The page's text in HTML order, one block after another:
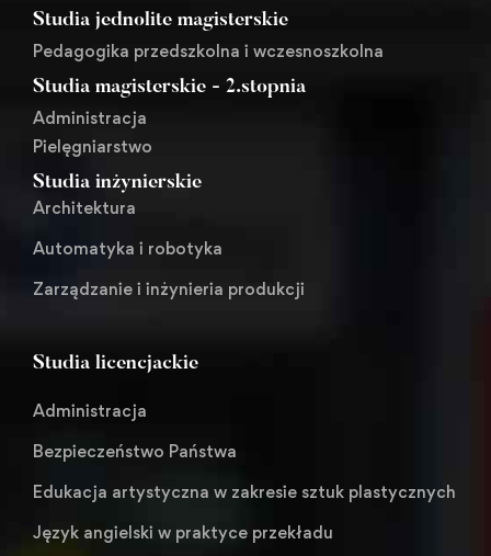
Studia jednolite magisterskie
Pedagogika przedszkolna i wczesnoszkolna
Studia magisterskie - 2.stopnia
Administracja
Pielęgniarstwo
Studia inżynierskie
Architektura
Automatyka i robotyka
Zarządzanie i inżynieria produkcji
Studia licencjackie
Administracja
Bezpieczeństwo Państwa
Edukacja artystyczna w zakresie sztuk plastycznych
Język angielski w praktyce przekładu